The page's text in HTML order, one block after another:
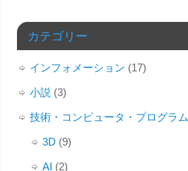
カテゴリー
インフォメーション (17)
小説 (3)
技術・コンピュータ・プログラム
3D (9)
AI (2)